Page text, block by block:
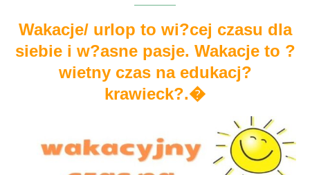
Wakacje/ urlop to wi?cej czasu dla
siebie i w?asne pasje. Wakacje to ?
wietny czas na edukacj?
krawieck?.�